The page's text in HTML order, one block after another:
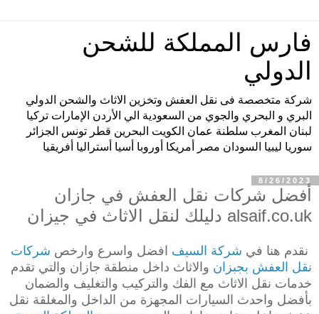
فارس المملكة للشحن
الدولي
شركة متخصصة فى نقل العفش وتخزين الاثاث والشحن الدولي
البري و البحري والجوي من السعودية الي الأردن الإمارات تركيا
لبنان المغرب سلطنة عمان الكويت البحرين قطر تونس الجزائر
سوريا ليبيا السودان مصر أمريكا أوروبا أسيا أستراليا أفريقيا
8/26/2023
أفضل شركات نقل العفش في جازان
alsaif.co.uk دليلك لنقل الاثاث في جيزان
نقدم هنا في شركة السيف افضل واسرع وارخص شركات
نقل العفش بجبزان والاثاث داخل منطقة جازان والتي تقدم
خدمات نقل الاثاث مع الفك والتركيب والتغليف والضمان
بأفضل واحدث السيارات المجهزة من الداخل والمغلقة نقل